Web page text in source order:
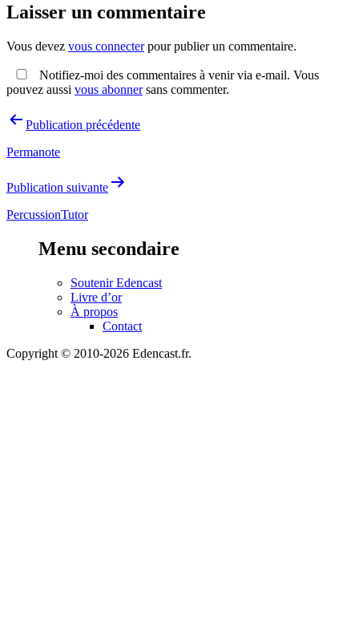
Laisser un commentaire
Vous devez vous connecterpour publier un commentaire.
Notifiez-moi des commentaires à venir via e-mail. Vous
pouvez aussi vous abonnersans commenter.
Navigation
l’article
Publication précédente
Permanote
Publication suivante
PercussionTutor
Menu secondaire
Soutenir Edencast
Livre d’or
À propos
Contact
Copyright © 2010-2026 Edencast.fr.